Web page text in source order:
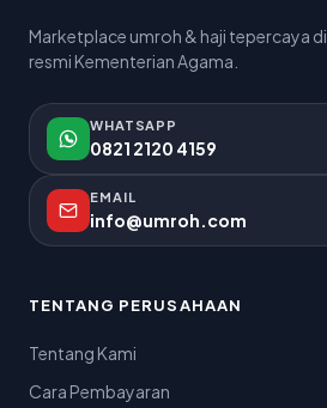
Marketplace umroh & haji tepercaya
resmi Kementerian Agama.
WHATSAPP
0821 2120 4159
EMAIL
info@umroh.com
TENTANG PERUSAHAAN
Tentang Kami
Cara Pembayaran